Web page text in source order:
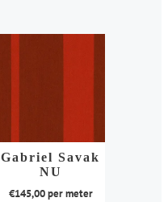
Gabriel Savak
NU
€145,00per meter